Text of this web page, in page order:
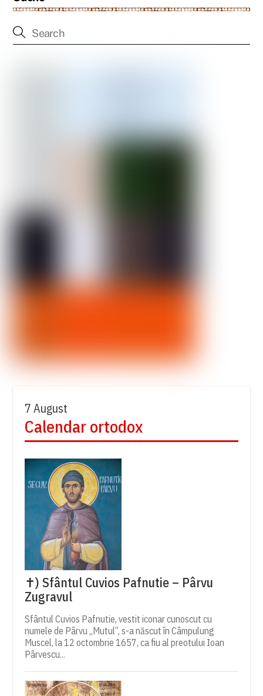
7 August
Calendar ortodox
✝) Sfântul Cuvios Pafnutie – Pârvu
Zugravul
Sfântul Cuvios Pafnutie, vestit iconar cunoscut cu
numele de Pârvu „Mutul”, s-a născut în Câmpulung
Muscel, la 12 octombrie 1657, ca fiu al preotului Ioan
Pârvescu...